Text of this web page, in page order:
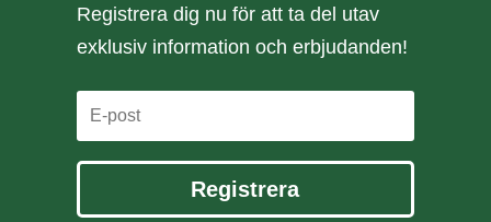
Registrera dig nu för att ta del utav
exklusiv information och erbjudanden!
Registrera